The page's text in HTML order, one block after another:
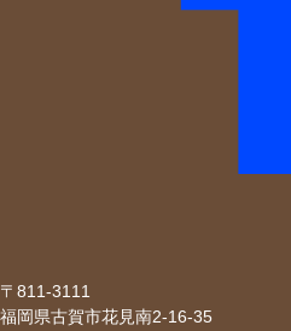
〒811-3111
福岡県古賀市花見南2-16-35